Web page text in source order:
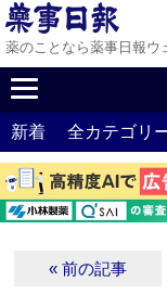
薬のことなら薬事日報ウ
新着 全カテゴリ
« 前の記事